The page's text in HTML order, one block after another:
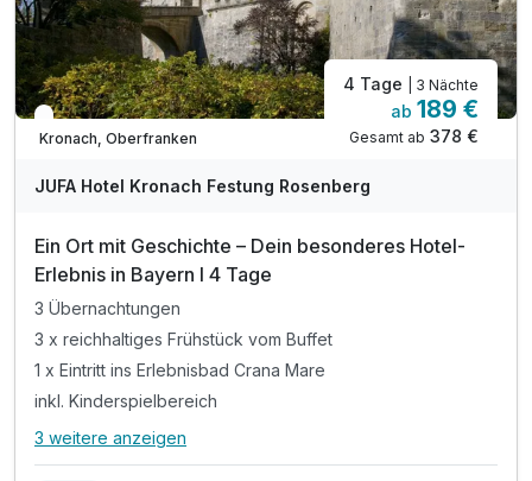
In 1 Woche wieder frei
Kronach, Oberfranken
4 Tage | 3 Nächte
ab 189 €
Gesamt ab 378 €
JUFA Hotel Kronach Festung Rosenberg
Ein Ort mit Geschichte – Dein besonderes Hotel-
Erlebnis in Bayern I 4 Tage
3 Übernachtungen
3 x reichhaltiges Frühstück vom Buffet
1 x Eintritt ins Erlebnisbad Crana Mare
inkl. Kinderspielbereich
Alle Inklusivleistungen
3 weitere anzeigen